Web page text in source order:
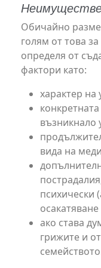
Обичайно
голям от това
определя от
фактори като:
характер на
възникнало
вида на
психически
ако става
грижите и